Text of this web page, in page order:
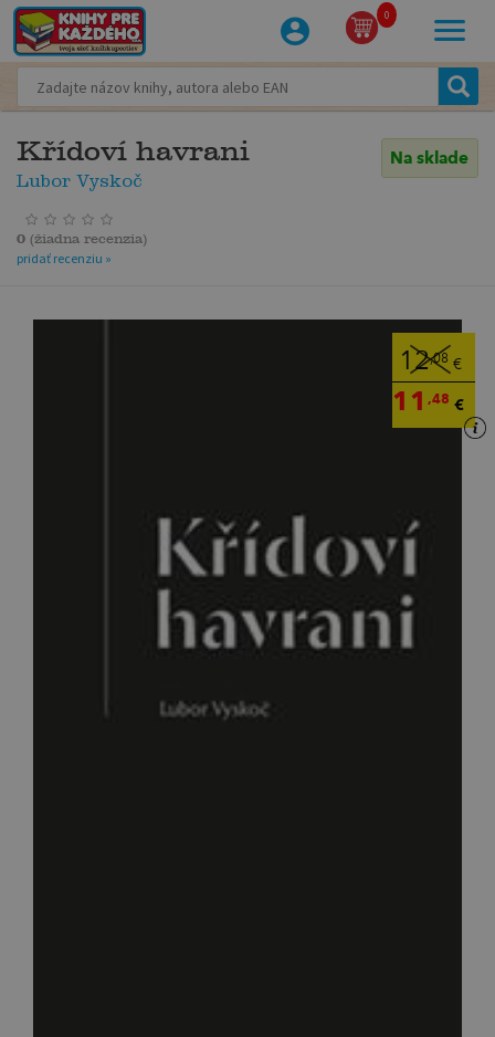
0
Křídoví havrani
Lubor Vyskoč
Na sklade
0 (žiadna recenzia)
pridať recenziu »
12,08 €
11,48 €